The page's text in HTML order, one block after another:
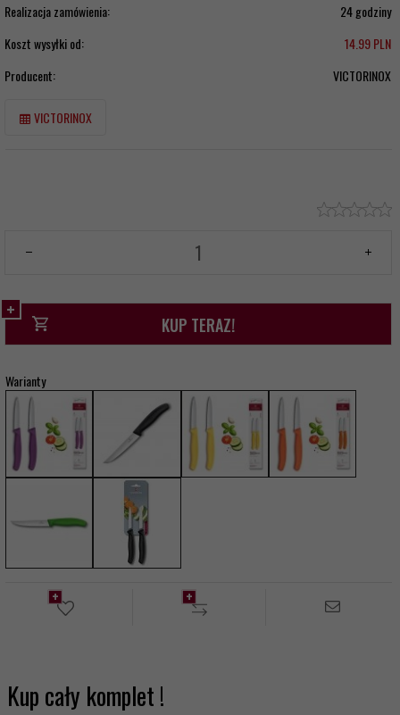
Realizacja zamówienia:
24 godziny
Koszt wysyłki od:
14.99 PLN
Producent:
VICTORINOX
VICTORINOX
KUP TERAZ!
Warianty
Kup cały komplet !